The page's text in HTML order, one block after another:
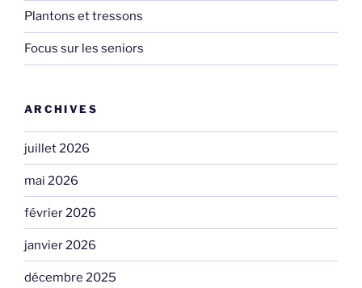
Plantons et tressons
Focus sur les seniors
ARCHIVES
juillet 2026
mai 2026
février 2026
janvier 2026
décembre 2025